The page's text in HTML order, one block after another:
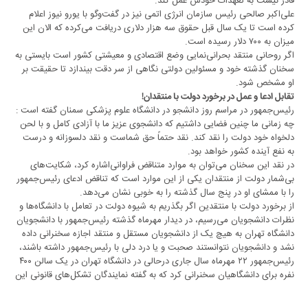
علی‌اکبر صالحی رئیس ‌سازمان انرژی اتمی نیز در گفت‌وگو با یورو نیوز اعلام
کرده است تا یک سال قبل حقوق سه هزار دلاری دریافت می‌کرده که الان این
میزان به ۷۰۰ دلار رسیده است.
اگر روحانی منتقد بحرانی‌نمایی وضع اقتصادی و معیشتی کشور است بایستی به
سخنان گذشته خود و مسئولین دولتی نگاهی از سر دقت بیندازد تا حقیقت بر
او مشخص شود.
تقابل ادعا و عمل در برخورد دولت با منتقدان!
رئیس‌جمهور در مراسم روز دانشجو در دانشگاه علوم پزشکی سمنان گفته است :
چه زمانی ما چنین فضایی داشتیم که دانشجوی عزیز ما با آزادی کامل و با لحن
دلخواه خود دولت را نقد کند. نقد حتماً حق شماست و نقد دلسوزانه و درست
به نفع آینده کشور خواهد بود.
در نقد این سخنان می‌توان به موارد متناقض فراوانی‌اشاره کرد، شکایت‌های
بی‌شمار دولت از منتقدان یکی از این موارد است که تناقض ادعای رئیس‌جمهور
را با ممشای او در پنج سال گذشته را به خوبی نشان می‌دهد.
از برخورد دولت با منتقدین اگر بگذریم به شیوه دولت در تعامل با دانشگاه‌ها و
نظرات دانشجویان می‌رسیم، در دیدار مهرماه گذشته رئیس‌جمهور با دانشجویان
دانشگاه تهران به هیچ یک از دانشجویان مستقل و منتقد اجازه سخنرانی داده
نشد و دانشجویان نتوانستند صحبت و یا درد دلی با رئیس‌جمهور داشته باشند،
رئیس‌جمهور ۲۲ مهرماه سال جاری درحالی در دانشگاه تهران در یک سالن ۴۰۰
نفره برای دانشگاهیان سخنرانی کرد که به گفته نمایندگان تشکل‌های قانونی این